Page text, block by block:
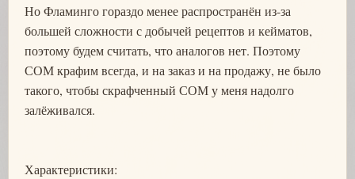
Но Фламинго гораздо менее распространён из-за
большей сложности с добычей рецептов и кейматов,
поэтому будем считать, что аналогов нет. Поэтому
СОМ крафим всегда, и на заказ и на продажу, не было
такого, чтобы скрафченный СОМ у меня надолго
залёживался.
Характеристики: